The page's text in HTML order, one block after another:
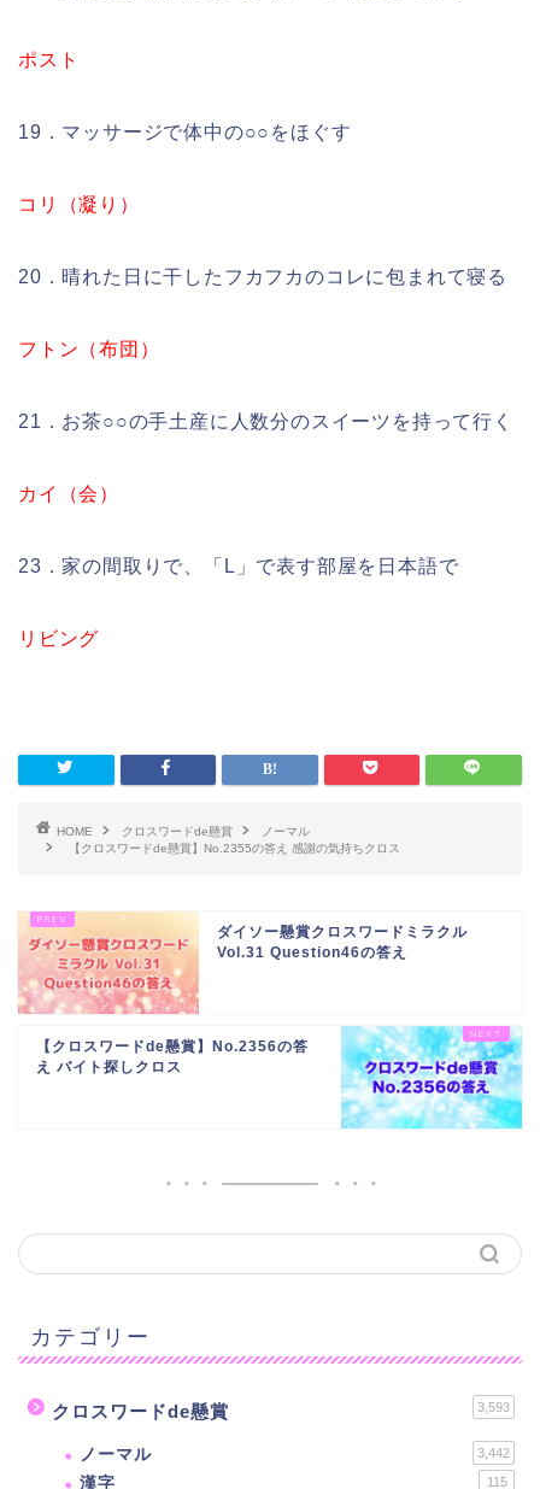
ポスト
19．マッサージで体中の○○をほぐす
コリ（凝り）
20．晴れた日に干したフカフカのコレに包まれて寝る
フトン（布団）
21．お茶○○の手土産に人数分のスイーツを持って行く
カイ（会）
23．家の間取りで、「L」で表す部屋を日本語で
リビング
HOME クロスワードde懸賞
ノーマル
【クロスワードde懸賞】No.2355の答え 感謝の気持ちクロス
ダイソー懸賞クロスワードミラクル
Vol.31 Question46の答え
【クロスワードde懸賞】No.2356の答
え バイト探しクロス
カテゴリー
クロスワードde懸賞 3,593
ノーマル 3,442
漢字 115